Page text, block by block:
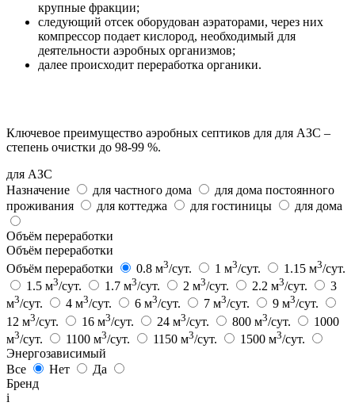
крупные фракции;
следующий отсек оборудован аэраторами, через них
компрессор подает кислород, необходимый для
деятельности аэробных организмов;
далее происходит переработка органики.
Ключевое преимущество аэробных септиков для для АЗС –
степень очистки до 98-99 %.
для АЗС
Назначение
для частного дома
для дома постоянного
проживания
для коттеджа для гостиницы для дома
Объём переработки
Объём переработки
Объём переработки
0.8 м3/сут. 1 м3/сут. 1.15 м3/сут.
1.5 м3/сут. 1.7 м3/сут. 2 м3/сут. 2.2 м3/сут.
3
м3/сут. 4 м3/сут. 6 м3/сут. 7 м3/сут. 9 м3/сут.
12 м3/сут. 16 м3/сут. 24 м3/сут. 800 м3/сут.
1000
м3/сут. 1100 м3/сут. 1150 м3/сут. 1500 м3/сут.
Энергозависимый
Все
Нет
Да
Бренд
i